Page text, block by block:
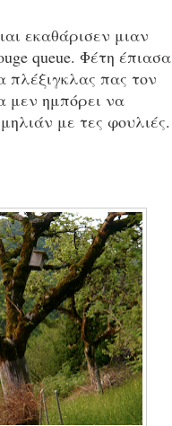
εκαθάρισεν μιαν
queue. Φέτη έπιασα
πλέξιγκλας πας τον
μεν ημπόρει να
με τες φουλιές.